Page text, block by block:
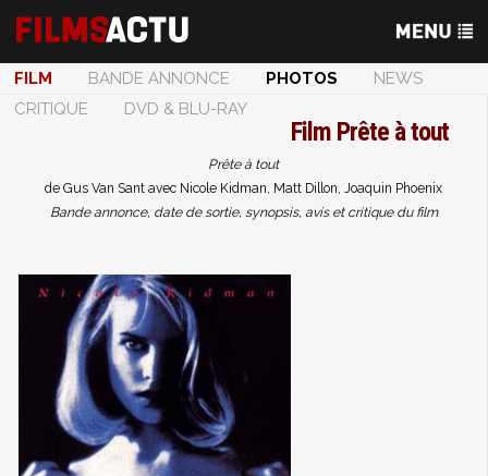
FILM BANDE ANNONCE PHOTOS
NEWS
CRITIQUE
DVD & BLU-RAY
Film Prête à tout
Prête à tout
de Gus Van Sant avec Nicole Kidman, Matt Dillon, Joaquin Phoenix
Bande annonce, date de sortie, synopsis, avis et critique du film